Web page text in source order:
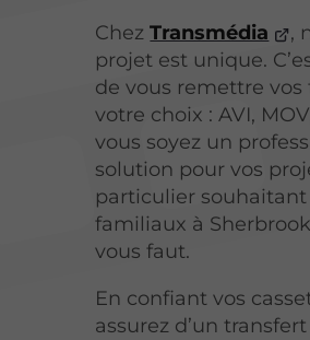
ChezTransmédia
,
projet est unique.
de vous remettre
votre choix : AVI,
vous soyez un
solution pour vos
particulier
familiaux à
vous faut.
En confiant vos
assurez d’un